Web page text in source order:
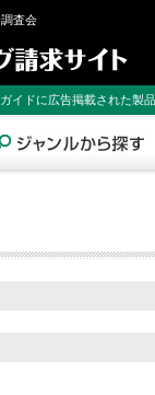
査会
イドに広告掲載された製